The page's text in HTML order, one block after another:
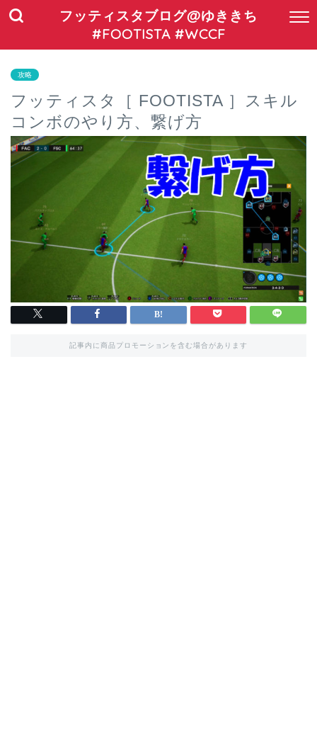
フッティスタブログ@ゆききち
#FOOTISTA #WCCF
攻略
フッティスタ［ FOOTISTA ］スキル
コンボのやり方、繋げ方
記事内に商品プロモーションを含む場合があります